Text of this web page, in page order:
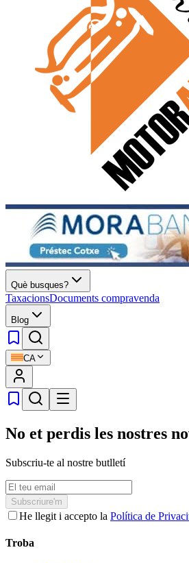
Què busques?
TaxacionsDocuments compravenda
Blog
CA
No et perdis les nostres
Subscriu-te al nostre butlletí
Subscriure'm
He llegit i accepto la Política de
Troba